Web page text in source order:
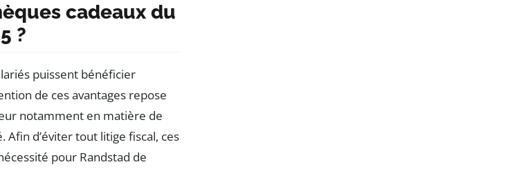
cadeaux du
?
puissent bénéficier
de ces avantages repose
notamment en matière de
Afin d’éviter tout litige fiscal, ces
pour Randstad de